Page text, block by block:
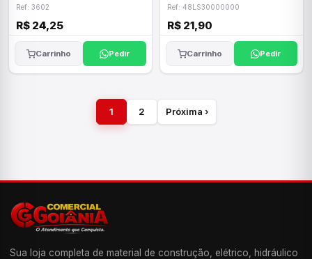
Ref: 3602
R$ 24,25
Carrinho Pedir
Ref: 48LS30000000
R$ 21,90
Carrinho Pedir
1 2 Próxima ›
Sua loja completa de material de construção, elétrico, hidráulico